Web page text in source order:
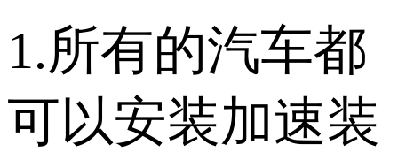
1.所有的汽车都
可以安装加速装